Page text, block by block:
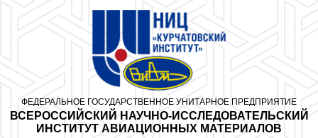
ФЕДЕРАЛЬНОЕ ГОСУДАРСТВЕННОЕ УНИТАРНОЕ ПРЕДПРИЯТИЕ
ВСЕРОССИЙСКИЙ НАУЧНО-ИССЛЕДОВАТЕЛЬСКИЙ
ИНСТИТУТ АВИАЦИОННЫХ МАТЕРИАЛОВ